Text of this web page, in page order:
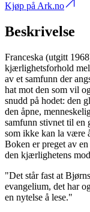
Kjøp på Ark.no
Beskrivelse
Franceska (utgitt
kjærlighetsforhold
av et samfunn der
hat mot den som vil
snudd på hodet: den
den åpne,
samfunn stivnet til en
som ikke kan la være
Boken er preget av
den kjærlighetens
"Det står fast at
evangelium, det har
en nytelse å lese."